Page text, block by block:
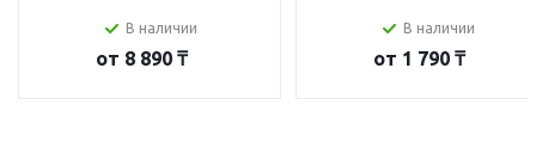
В наличии
от 8 890 ₸
В наличии
от 1 790 ₸